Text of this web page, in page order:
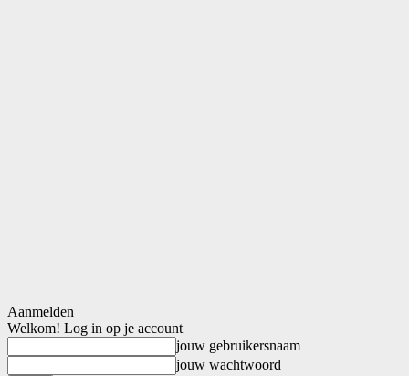
Aanmelden
Welkom! Log in op je account
jouw gebruikersnaam
jouw wachtwoord